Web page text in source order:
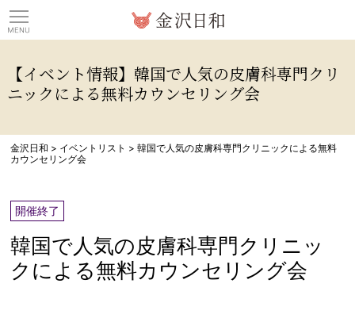
【イベント情報】韓国で人気の皮膚科専門クリ
ニックによる無料カウンセリング会
金沢日和 > イベントリスト >韓国で人気の皮膚科専門クリニックによる無料
カウンセリング会
開催終了
韓国で人気の皮膚科専門クリニッ
クによる無料カウンセリング会